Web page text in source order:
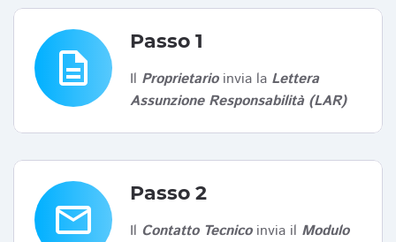
description
Passo 1
Il Proprietarioinvia la Lettera
Assunzione Responsabilità (LAR)
email
Passo 2
Il Contatto Tecnicoinvia il Modulo